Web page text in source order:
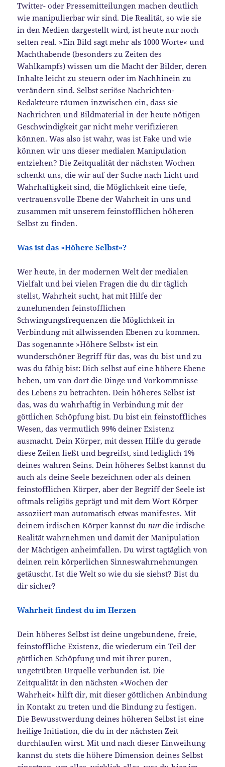
Twitter- oder Pressemitteilungen machen deutlich
wie manipulierbar wir sind. Die Realität, so wie sie
in den Medien dargestellt wird, ist heute nur noch
selten real. »Ein Bild sagt mehr als 1000 Worte« und
Machthabende (besonders zu Zeiten des
Wahlkampfs) wissen um die Macht der Bilder, deren
Inhalte leicht zu steuern oder im Nachhinein zu
verändern sind. Selbst seriöse Nachrichten-
Redakteure räumen inzwischen ein, dass sie
Nachrichten und Bildmaterial in der heute nötigen
Geschwindigkeit gar nicht mehr verifizieren
können. Was also ist wahr, was ist Fake und wie
können wir uns dieser medialen Manipulation
entziehen? Die Zeitqualität der nächsten Wochen
schenkt uns, die wir auf der Suche nach Licht und
Wahrhaftigkeit sind, die Möglichkeit eine tiefe,
vertrauensvolle Ebene der Wahrheit in uns und
zusammen mit unserem feinstofflichen höheren
Selbst zu finden.
Was ist das »Höhere Selbst«?
Wer heute, in der modernen Welt der medialen
Vielfalt und bei vielen Fragen die du dir täglich
stellst, Wahrheit sucht, hat mit Hilfe der
zunehmenden feinstofflichen
Schwingungsfrequenzen die Möglichkeit in
Verbindung mit allwissenden Ebenen zu kommen.
Das sogenannte »Höhere Selbst« ist ein
wunderschöner Begriff für das, was du bist und zu
was du fähig bist: Dich selbst auf eine höhere Ebene
heben, um von dort die Dinge und Vorkommnisse
des Lebens zu betrachten. Dein höheres Selbst ist
das, was du wahrhaftig in Verbindung mit der
göttlichen Schöpfung bist. Du bist ein feinstoffliches
Wesen, das vermutlich 99% deiner Existenz
ausmacht. Dein Körper, mit dessen Hilfe du gerade
diese Zeilen ließt und begreifst, sind lediglich 1%
deines wahren Seins. Dein höheres Selbst kannst du
auch als deine Seele bezeichnen oder als deinen
feinstofflichen Körper, aber der Begriff der Seele ist
oftmals religiös geprägt und mit dem Wort Körper
assoziiert man automatisch etwas manifestes. Mit
deinem irdischen Körper kannst dunur die irdische
Realität wahrnehmen und damit der Manipulation
der Mächtigen anheimfallen. Du wirst tagtäglich von
deinen rein körperlichen Sinneswahrnehmungen
getäuscht. Ist die Welt so wie du sie siehst? Bist du
dir sicher?
Wahrheit findest du im Herzen
Dein höheres Selbst ist deine ungebundene, freie,
feinstoffliche Existenz, die wiederum ein Teil der
göttlichen Schöpfung und mit ihrer puren,
ungetrübten Urquelle verbunden ist. Die
Zeitqualität in den nächsten »Wochen der
Wahrheit« hilft dir, mit dieser göttlichen Anbindung
in Kontakt zu treten und die Bindung zu festigen.
Die Bewusstwerdung deines höheren Selbst ist eine
heilige Initiation, die du in der nächsten Zeit
durchlaufen wirst. Mit und nach dieser Einweihung
kannst du stets die höhere Dimension deines Selbst